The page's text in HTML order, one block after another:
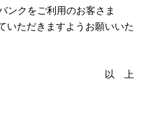
ンクをご利用のお客さま
いただきますようお願いいた
以 上